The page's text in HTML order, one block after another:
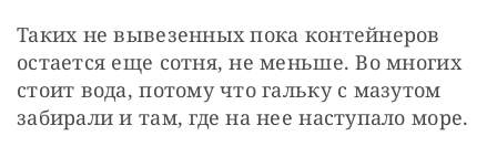
Таких не вывезенных пока контейнеров
остается еще сотня, не меньше. Во многих
стоит вода, потому что гальку с мазутом
забирали и там, где на нее наступало море.